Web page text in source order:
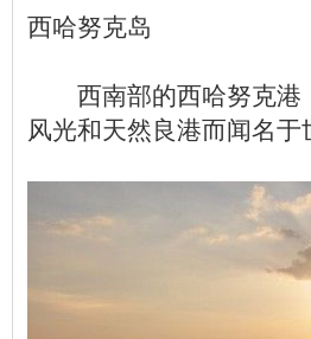
西哈努克岛
西南部的西哈努克港
风光和天然良港而闻名